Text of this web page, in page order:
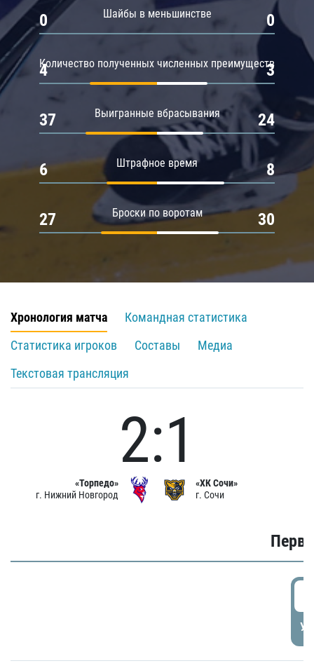
Шайбы в меньшинстве
0 0
Количество полученных численных преимуществ
4 3
Выигранные вбрасывания
37 24
Штрафное время
6 8
Броски по воротам
27 30
Хронология матча
Командная статистика
Статистика игроков
Составы
Медиа
Текстовая трансляция
«Торпедо»
г. Нижний Новгород
2:1
«ХК Сочи»
г. Сочи